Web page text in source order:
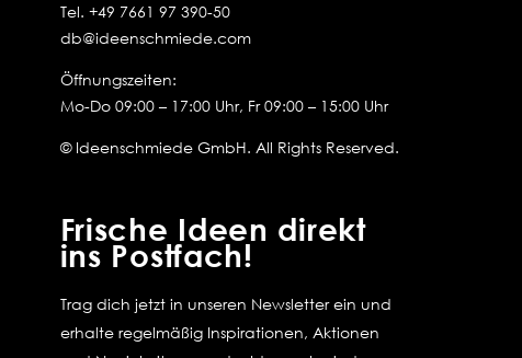
Tel. +49 7661 97 390-50
db@ideenschmiede.com
Öffnungszeiten:
Mo-Do 09:00 – 17:00 Uhr, Fr 09:00 – 15:00 Uhr
© Ideenschmiede GmbH. All Rights Reserved.
Frische Ideen direkt
ins Postfach!
Trag dich jetzt in unseren Newsletter ein und
erhalte regelmäßig Inspirationen, Aktionen